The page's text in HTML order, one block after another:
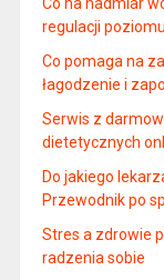
regulacji
Co pomaga na
łagodzenie i
Serwis z
dietetycznych
Do jakiego
Przewodnik po
Stres a zdrowie
radzenia sobie